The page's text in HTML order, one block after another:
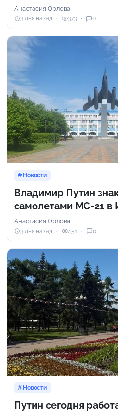
Анастасия Орлова
3 дня назад 373 0
Новости
Владимир Путин
самолетами МС-21 в
Анастасия Орлова
3 дня назад 451 0
Новости
Путин сегодня